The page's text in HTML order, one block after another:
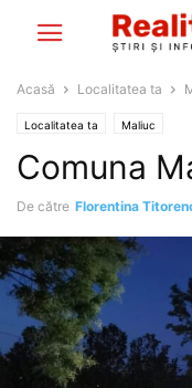
Acasă Localitatea ta
Localitatea ta Maliuc
Comuna
De către Florentina